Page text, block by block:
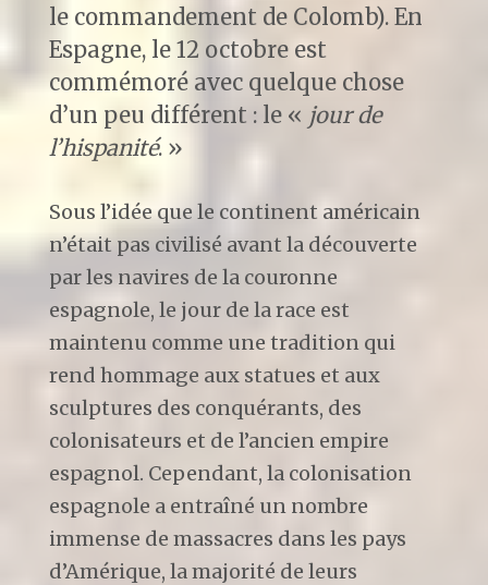
le commandement de Colomb). En
Espagne, le 12 octobre est
commémoré avec quelque chose
d’un peu différent : le « jour de
l’hispanité. »
Sous l’idée que le continent américain
n’était pas civilisé avant la découverte
par les navires de la couronne
espagnole, le jour de la race est
maintenu comme une tradition qui
rend hommage aux statues et aux
sculptures des conquérants, des
colonisateurs et de l’ancien empire
espagnol. Cependant, la colonisation
espagnole a entraîné un nombre
immense de massacres dans les pays
d’Amérique, la majorité de leurs